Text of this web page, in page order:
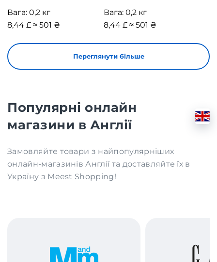
Вага: 0,2 кг
8,44 £ ≈ 501 ₴
Вага: 0,2 кг
8,44 £ ≈ 501 ₴
Переглянути більше
Популярні онлайн
магазини в Англії
Замовляйте товари з найпопулярніших
онлайн-магазинів Англії та доставляйте їх в
Україну з Meest Shopping!